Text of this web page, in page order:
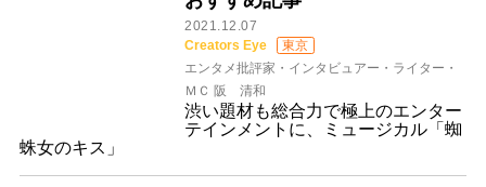
2021.12.07
Creators Eye
東京
エンタメ批評家・インタビュアー・ライター・
ＭＣ 阪 清和
渋い題材も総合力で極上のエンター
テインメントに、ミュージカル「蜘
蛛女のキス」